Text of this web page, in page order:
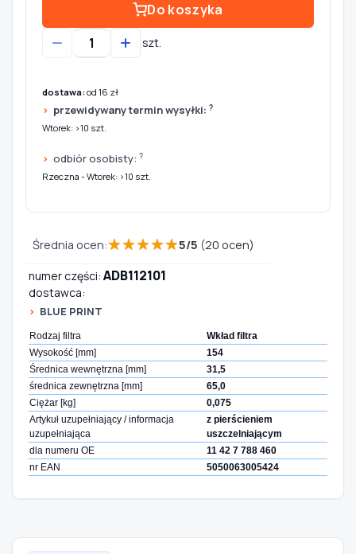
Do koszyka
szt.
dostawa:od 16 zł
przewidywany termin wysyłki: ?
Wtorek: >10 szt.
odbiór osobisty: ?
Rzeczna - Wtorek: >10 szt.
Średnia ocen:★★★★★5/5 (20 ocen)
numer części: ADB112101
dostawca:
BLUE PRINT
Rodzaj filtra
Wkład filtra
Wysokość [mm]
154
Średnica wewnętrzna [mm]
31,5
średnica zewnętrzna [mm]
65,0
Ciężar [kg]
0,075
Artykuł uzupełniający / informacja
uzupełniająca
z pierścieniem
uszczelniającym
dla numeru OE
11 42 7 788 460
nr EAN
5050063005424